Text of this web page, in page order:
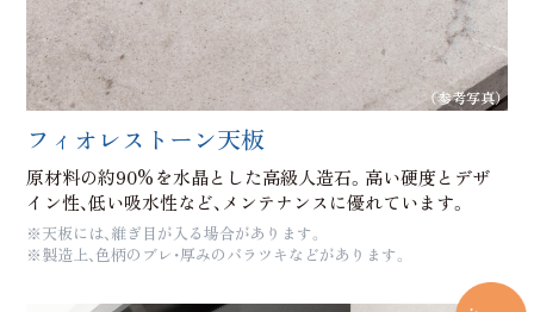
（参考写真）
フィオレストーン天板
原材料の約90%を水晶とした高級人造石。高い硬度とデザ
イン性、低い吸水性など、メンテナンスに優れています。
※天板には、維ぎ目が入る場合があります。
※製造上、色柄のブレ・厚みのバラツキなどがあります。